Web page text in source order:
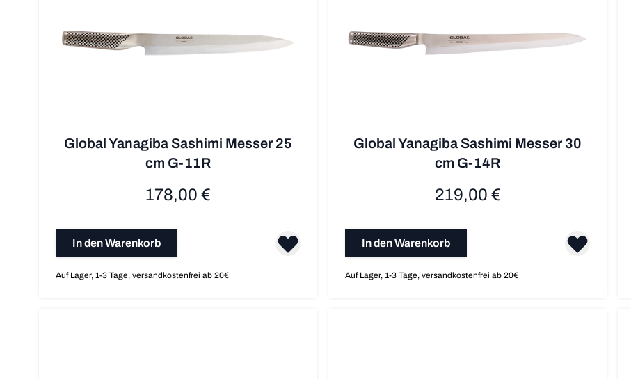
Global Yanagiba Sashimi Messer 25
cm G-11R
178,00 €
In den Warenkorb
Auf Lager, 1-3 Tage, versandkostenfrei ab 20€
Global Yanagiba Sashimi Messer 30
cm G-14R
219,00 €
In den Warenkorb
Auf Lager, 1-3 Tage, versandkostenfrei ab 20€